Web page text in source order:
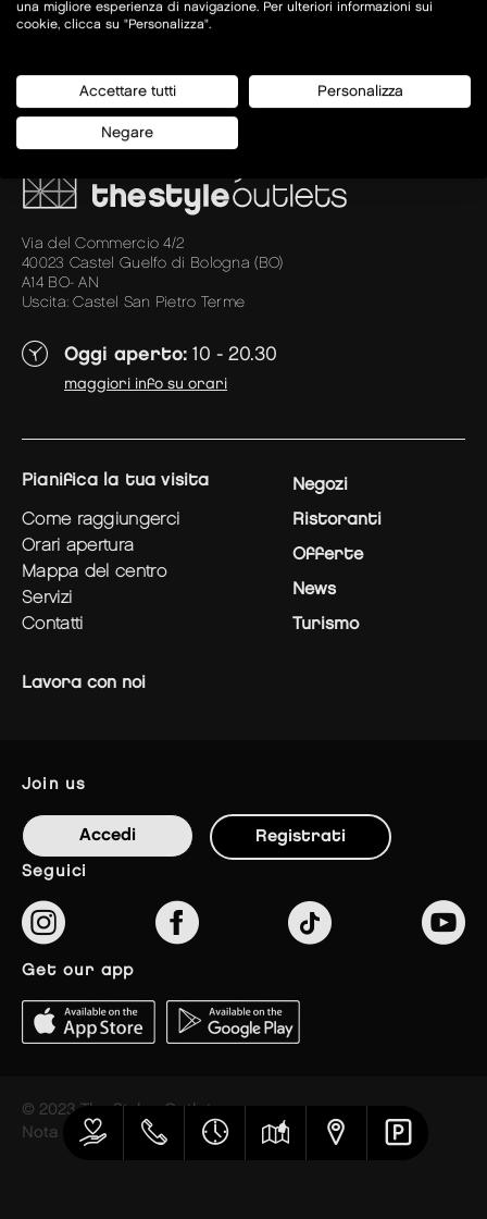
Parcheggi Come
Via del Commercio 4/2
40023 Castel Guelfo di Bologna (BO)
A14 BO- AN
Uscita: Castel San Pietro Terme
Oggi aperto: 10 - 20.30
maggiori info su orari
pianifica la tua visita
come raggiungerci
orari apertura
mappa del centro
servizi
contatti
Negozi
Ristoranti
Offerte
News
Turismo
Lavora con noi
join us
Accedi Registrati
seguici
get our app
© 2023 The Styles Outlets
Nota Legale
Privacy policy Cookies settings
una migliore esperienza di navigazione. Per ulteriori informazioni sui
cookie, clicca su "Personalizza".
Accettare tutti Personalizza
Negare